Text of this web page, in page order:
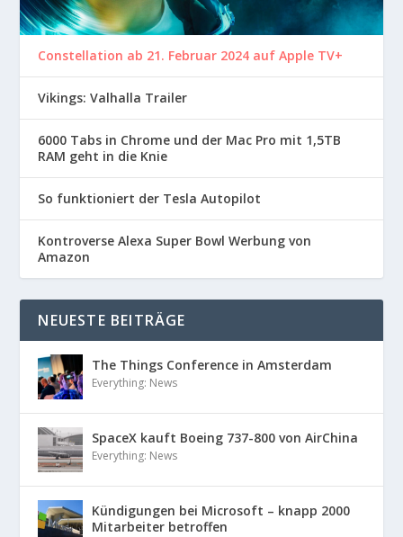
Constellation ab 21. Februar 2024 auf Apple TV+
Vikings: Valhalla Trailer
6000 Tabs in Chrome und der Mac Pro mit 1,5TB
RAM geht in die Knie
So funktioniert der Tesla Autopilot
Kontroverse Alexa Super Bowl Werbung von
Amazon
NEUESTE BEITRÄGE
The Things Conference in Amsterdam
Everything: News
SpaceX kauft Boeing 737-800 von AirChina
Everything: News
Kündigungen bei Microsoft – knapp 2000
Mitarbeiter betroffen